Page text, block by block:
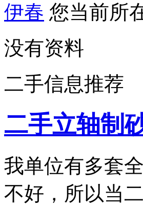
伊春 您当前所
没有资料
二手信息推荐
二手立轴制
我单位有多套
不好，所以当